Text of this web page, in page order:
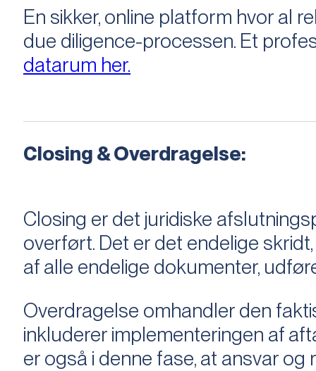
En sikker, online platform hvor al
due diligence-processen. Et
datarum her.
Closing & Overdragelse:
Closing er det juridiske
overført. Det er det endelige
af alle endelige dokumenter,
Overdragelse omhandler den
inkluderer implementeringen af
er også i denne fase, at ansvar